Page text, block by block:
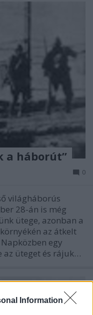
Information
a háborút”
0
világháborús
28-án is még
ütege, azonban a
az átkelt
egy
az üteget és rájuk…